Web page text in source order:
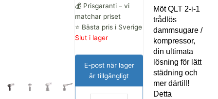
635.00 kr.
499.00 kr.
💰 Prisgaranti – vi
matchar priset
⭐ Bästa pris i Sverige
Slut i lager
E-post när lager
är tillgängligt
Möt QLT 2-i-1
trådlös
dammsugare /
kompressor,
din ultimata
lösning för lätt
städning och
mer därtill!
Detta